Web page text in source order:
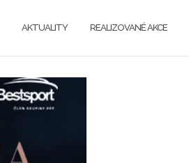
AKTUALITY REALIZOVANÉ AKCE